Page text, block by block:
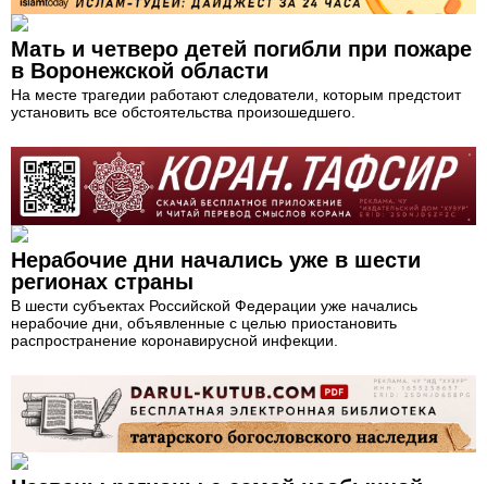
Мать и четверо детей погибли при пожаре
в Воронежской области
На месте трагедии работают следователи, которым предстоит
установить все обстоятельства произошедшего.
Нерабочие дни начались уже в шести
регионах страны
В шести субъектах Российской Федерации уже начались
нерабочие дни, объявленные с целью приостановить
распространение коронавирусной инфекции.